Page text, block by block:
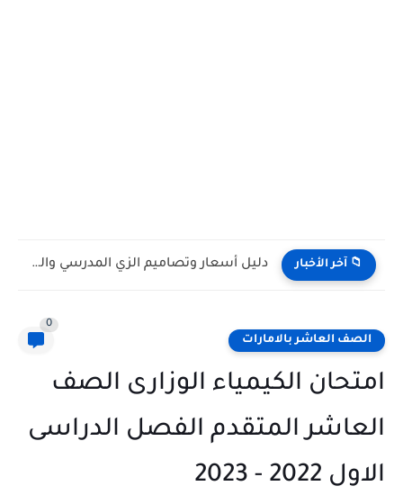
آخر الأخبار دليل أسعار وتصاميم الزي المدرسي والرياضي للمدارس الحكومية فى الامارات...
العاشر بالامارات
الكيمياء الوزارى الصف
المتقدم الفصل الدراسى
- 2023